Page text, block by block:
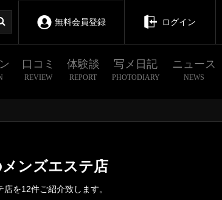
無料会員登録 ログイン
口コミ
REVIEW
体験談
REPORT
写メ日記
PHOTODIARY
ニュース
NEWS
メンズエステ店
を12件ご紹介致します。